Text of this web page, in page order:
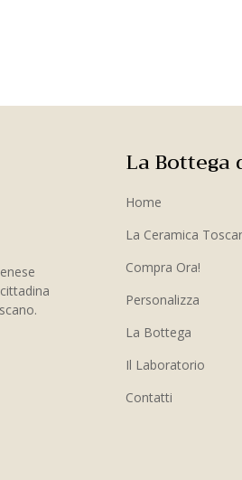
La Bottega
Home
La Ceramica
Compra Ora!
Personalizza
La Bottega
Il Laboratorio
Contatti